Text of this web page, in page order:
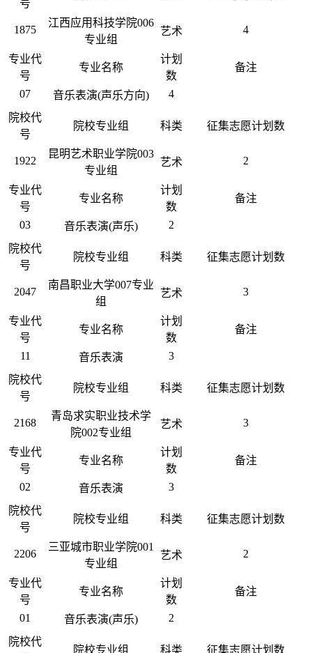
号
1875
江西应用科技学院006
专业组
艺术 4
专业代
号
专业名称
计划
数
备注
07 音乐表演(声乐方向)
4
院校代
号
院校专业组 科类 征集志愿计划数
1922
昆明艺术职业学院003
专业组
艺术 2
专业代
号
专业名称
计划
数
备注
03 音乐表演(声乐)
2
院校代
号
院校专业组 科类 征集志愿计划数
2047
南昌职业大学007专业
组
艺术 3
专业代
号
专业名称
计划
数
备注
11 音乐表演
3
院校代
号
院校专业组 科类 征集志愿计划数
2168
青岛求实职业技术学
院002专业组
艺术 3
专业代
号
专业名称
计划
数
备注
02 音乐表演
3
院校代
号
院校专业组 科类 征集志愿计划数
2206
三亚城市职业学院001
专业组
艺术 2
专业代
号
专业名称
计划
数
备注
01 音乐表演(声乐)
2
院校代
院校专业组 科类 征集志愿计划数